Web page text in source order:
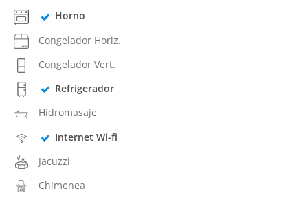
Horno
Congelador Horiz.
Congelador Vert.
Refrigerador
Hidromasaje
Internet Wi-fi
Jacuzzi
Chimenea